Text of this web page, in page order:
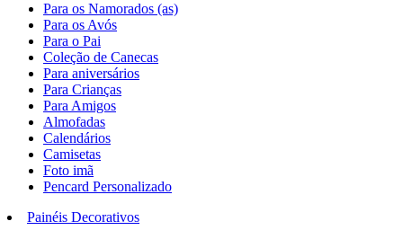
Para os Namorados (as)
Para os Avós
Para o Pai
Coleção de Canecas
Para aniversários
Para Crianças
Para Amigos
Almofadas
Calendários
Camisetas
Foto imã
Pencard Personalizado
Painéis Decorativos